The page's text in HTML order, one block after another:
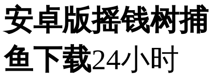
安卓版摇钱树捕
鱼下载24小时